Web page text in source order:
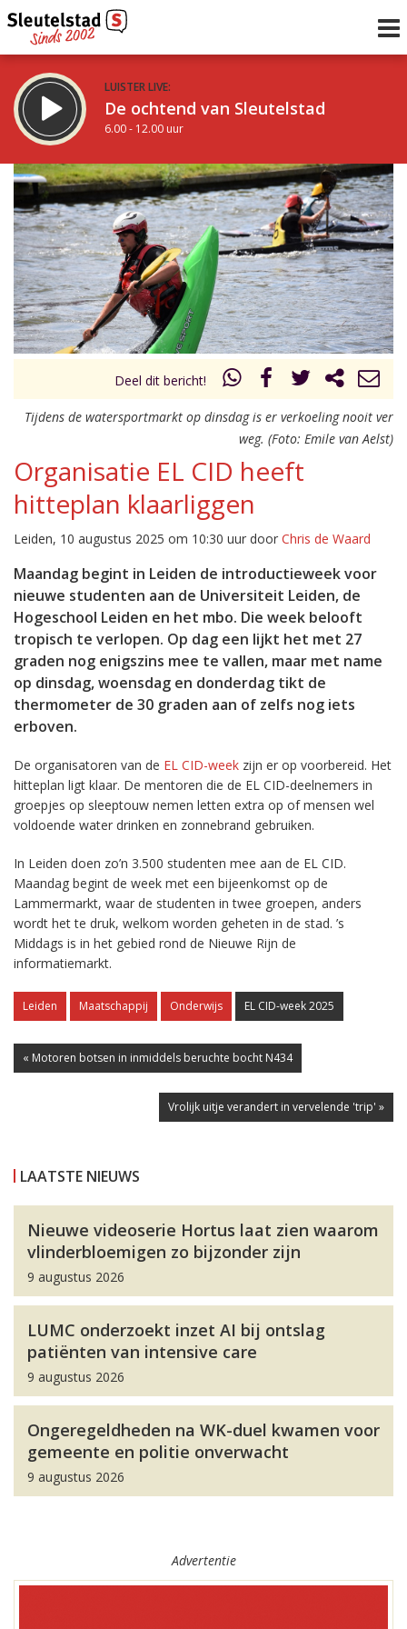
LUISTER LIVE:
De ochtend van Sleutelstad
6.00 - 12.00 uur
STRAKS:
De middag van Sleutelstad
12.00 - 19.00 uur
Vorig uur
uur 1 van 0 Volgend uur
Inklappen
Deel dit bericht!
Tijdens de watersportmarkt op dinsdag is er verkoeling nooit ver
weg. (Foto: Emile van Aelst)
Organisatie EL CID heeft
hitteplan klaarliggen
Leiden, 10 augustus 2025 om 10:30 uur door Chris de Waard
Maandag begint in Leiden de introductieweek voor
nieuwe studenten aan de Universiteit Leiden, de
Hogeschool Leiden en het mbo. Die week belooft
tropisch te verlopen. Op dag een lijkt het met 27
graden nog enigszins mee te vallen, maar met name
op dinsdag, woensdag en donderdag tikt de
thermometer de 30 graden aan of zelfs nog iets
erboven.
De organisatoren van de EL CID-week zijn er op voorbereid. Het
hitteplan ligt klaar. De mentoren die de EL CID-deelnemers in
groepjes op sleeptouw nemen letten extra op of mensen wel
voldoende water drinken en zonnebrand gebruiken.
In Leiden doen zo’n 3.500 studenten mee aan de EL CID.
Maandag begint de week met een bijeenkomst op de
Lammermarkt, waar de studenten in twee groepen, anders
wordt het te druk, welkom worden geheten in de stad. ’s
Middags is in het gebied rond de Nieuwe Rijn de
informatiemarkt.
Leiden Maatschappij Onderwijs EL CID-week 2025
« Motoren botsen in inmiddels beruchte bocht N434
Vrolijk uitje verandert in vervelende 'trip' »
LAATSTE NIEUWS
Nieuwe videoserie Hortus laat zien waarom
vlinderbloemigen zo bijzonder zijn
9 augustus 2026
LUMC onderzoekt inzet AI bij ontslag
patiënten van intensive care
9 augustus 2026
Ongeregeldheden na WK-duel kwamen voor
gemeente en politie onverwacht
9 augustus 2026
Advertentie